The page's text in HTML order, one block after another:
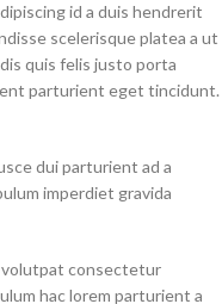
id a duis hendrerit
scelerisque platea a ut
quis felis justo porta
parturient eget tincidunt.
dui parturient ad a
imperdiet gravida
volutpat consectetur
hac lorem parturient a